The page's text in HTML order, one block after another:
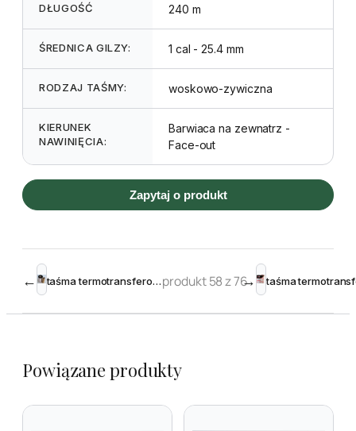
DŁUGOŚĆ 240 m
ŚREDNICA GILZY: 1 cal - 25.4 mm
RODZAJ TAŚMY: woskowo-zywiczna
KIERUNEK
NAWINIĘCIA:
Barwiaca na zewnatrz -
Face-out
Zapytaj o produkt
← taśma termotransferowa woskowo-żywiczna 110 mm 240m Black – Toshibaprodukt 58 z 76→
Powiązane produkty